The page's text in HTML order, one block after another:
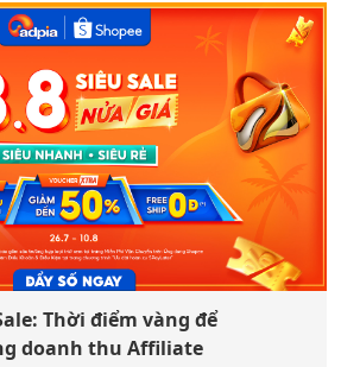
Thời điểm vàng để
doanh thu Affiliate